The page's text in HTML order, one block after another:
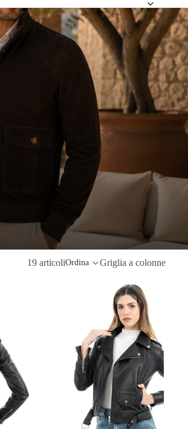
19 articoliOrdina Griglia a colonne